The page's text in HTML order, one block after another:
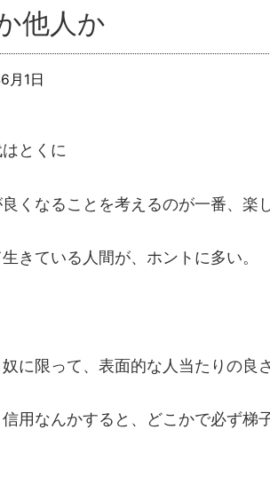
他人か
月1日
とくに
良くなることを考えるのが一番、楽
きている人間が、ホントに多い。
に限って、表面的な人当たりの良
用なんかすると、どこかで必ず梯